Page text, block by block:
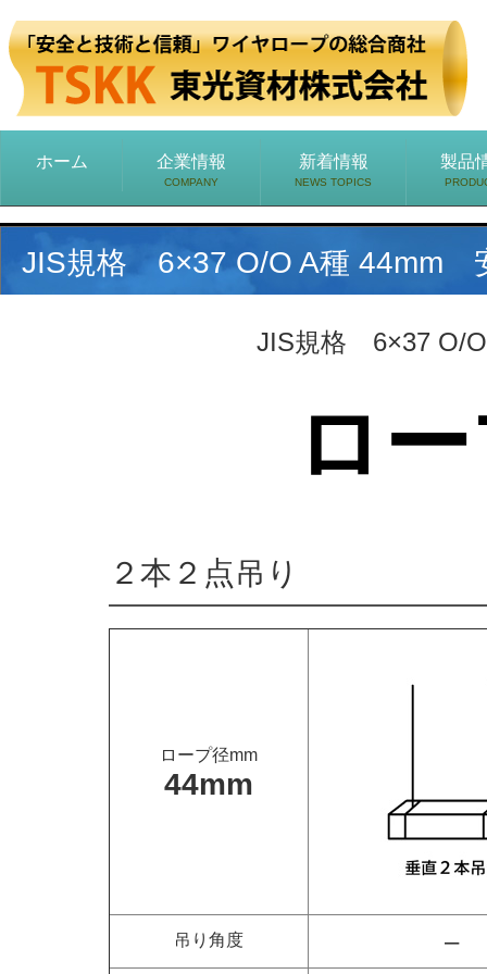
ホーム 企業情報
COMPANY
新着情報
NEWS TOPICS
製品
JIS規格 6×37 O/O A種 44mm
JIS規格 6×37 O/
ロ
２本２点吊り
ロープ径mm
44mm
吊り角度 –